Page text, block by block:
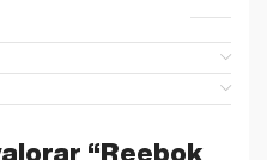
“Reebok